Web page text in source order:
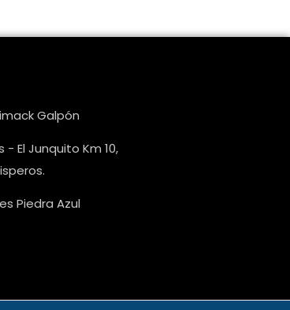
Galpón
El Junquito Km 10,
Piedra Azul